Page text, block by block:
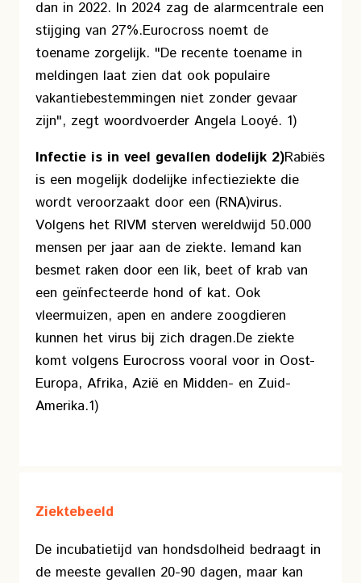
dan in 2022. In 2024 zag de alarmcentrale een
stijging van 27%.Eurocross noemt de
toename zorgelijk. "De recente toename in
meldingen laat zien dat ook populaire
vakantiebestemmingen niet zonder gevaar
zijn", zegt woordvoerder Angela Looyé. 1)
Infectie is in veel gevallen dodelijk 2)Rabiës
is een mogelijk dodelijke infectieziekte die
wordt veroorzaakt door een (RNA)virus.
Volgens het RIVM sterven wereldwijd 50.000
mensen per jaar aan de ziekte. Iemand kan
besmet raken door een lik, beet of krab van
een geïnfecteerde hond of kat. Ook
vleermuizen, apen en andere zoogdieren
kunnen het virus bij zich dragen.De ziekte
komt volgens Eurocross vooral voor in Oost-
Europa, Afrika, Azië en Midden- en Zuid-
Amerika.1)
Ziektebeeld
De incubatietijd van hondsdolheid bedraagt in
de meeste gevallen 20-90 dagen, maar kan